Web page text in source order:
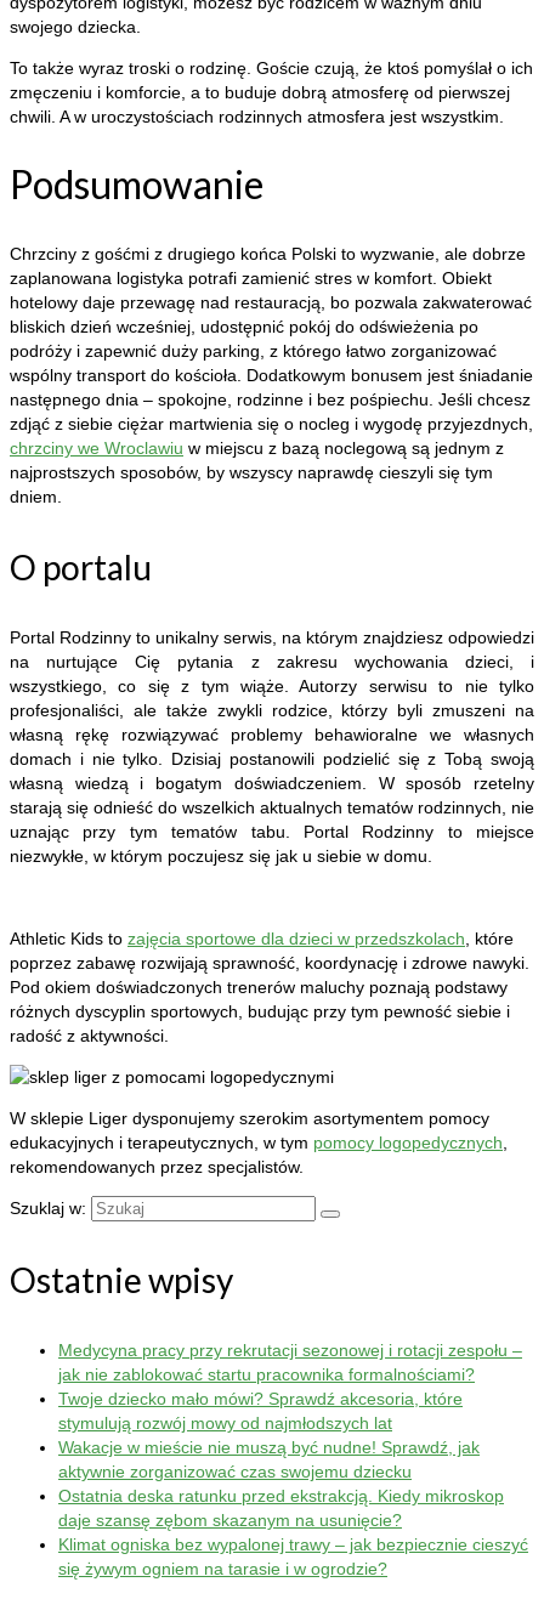
swojego dziecka.
To także wyraz troski o rodzinę. Goście czują, że ktoś pomyślał o ich
zmęczeniu i komforcie, a to buduje dobrą atmosferę od pierwszej
chwili. A w uroczystościach rodzinnych atmosfera jest wszystkim.
Podsumowanie
Chrzciny z gośćmi z drugiego końca Polski to wyzwanie, ale dobrze
zaplanowana logistyka potrafi zamienić stres w komfort. Obiekt
hotelowy daje przewagę nad restauracją, bo pozwala zakwaterować
bliskich dzień wcześniej, udostępnić pokój do odświeżenia po
podróży i zapewnić duży parking, z którego łatwo zorganizować
wspólny transport do kościoła. Dodatkowym bonusem jest śniadanie
następnego dnia – spokojne, rodzinne i bez pośpiechu. Jeśli chcesz
zdjąć z siebie ciężar martwienia się o nocleg i wygodę przyjezdnych,
chrzciny we Wroclawiu w miejscu z bazą noclegową są jednym z
najprostszych sposobów, by wszyscy naprawdę cieszyli się tym
dniem.
O portalu
Portal Rodzinny to unikalny serwis, na którym znajdziesz odpowiedzi
na nurtujące Cię pytania z zakresu wychowania dzieci, i
wszystkiego, co się z tym wiąże. Autorzy serwisu to nie tylko
profesjonaliści, ale także zwykli rodzice, którzy byli zmuszeni na
własną rękę rozwiązywać problemy behawioralne we własnych
domach i nie tylko. Dzisiaj postanowili podzielić się z Tobą swoją
własną wiedzą i bogatym doświadczeniem. W sposób rzetelny
starają się odnieść do wszelkich aktualnych tematów rodzinnych, nie
uznając przy tym tematów tabu. Portal Rodzinny to miejsce
niezwykłe, w którym poczujesz się jak u siebie w domu.
Athletic Kids to zajęcia sportowe dla dzieci w przedszkolach , które
poprzez zabawę rozwijają sprawność, koordynację i zdrowe nawyki.
Pod okiem doświadczonych trenerów maluchy poznają podstawy
różnych dyscyplin sportowych, budując przy tym pewność siebie i
radość z aktywności.
W sklepie Liger dysponujemy szerokim asortymentem pomocy
edukacyjnych i terapeutycznych, w tym pomocy logopedycznych
rekomendowanych przez specjalistów.
Szuklaj w:
Ostatnie wpisy
Medycyna pracy przy rekrutacji sezonowej i rotacji zespołu –
jak nie zablokować startu pracownika formalnościami?
Twoje dziecko mało mówi? Sprawdź akcesoria, które
stymulują rozwój mowy od najmłodszych lat
Wakacje w mieście nie muszą być nudne! Sprawdź, jak
aktywnie zorganizować czas swojemu dziecku
Ostatnia deska ratunku przed ekstrakcją. Kiedy mikroskop
daje szansę zębom skazanym na usunięcie?
Klimat ogniska bez wypalonej trawy – jak bezpiecznie cieszyć
się żywym ogniem na tarasie i w ogrodzie?